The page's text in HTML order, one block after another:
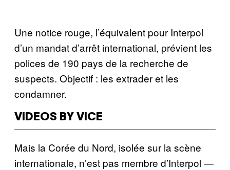
Une notice rouge, l’équivalent pour Interpol
d’un mandat d’arrêt international, prévient les
polices de 190 pays de la recherche de
suspects. Objectif : les extrader et les
condamner.
VIDEOS BY VICE
Mais la Corée du Nord, isolée sur la scène
internationale, n’est pas membre d’Interpol —